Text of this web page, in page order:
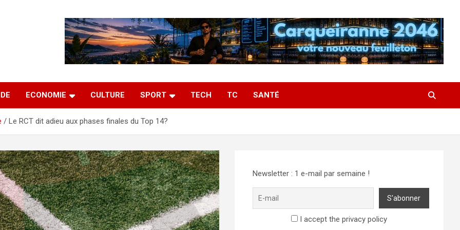
ECONOMIE CULTURE SPORT TECH TC SANTÉ
Le RCT dit adieu aux phases finales du Top 14?
Newsletter : 1 e-mail par semaine !
I accept the privacy policy